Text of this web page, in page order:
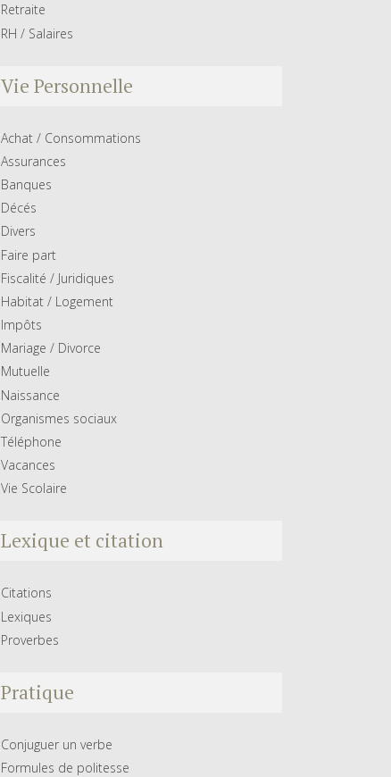
Retraite
RH / Salaires
Vie Personnelle
Achat / Consommations
Assurances
Banques
Décés
Divers
Faire part
Fiscalité / Juridiques
Habitat / Logement
Impôts
Mariage / Divorce
Mutuelle
Naissance
Organismes sociaux
Téléphone
Vacances
Vie Scolaire
Lexique et citation
Citations
Lexiques
Proverbes
Pratique
Conjuguer un verbe
Formules de politesse